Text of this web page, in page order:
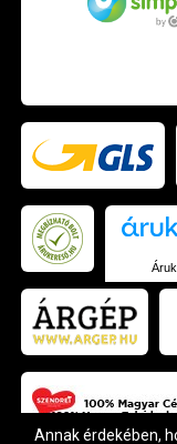
Annak érdekében,